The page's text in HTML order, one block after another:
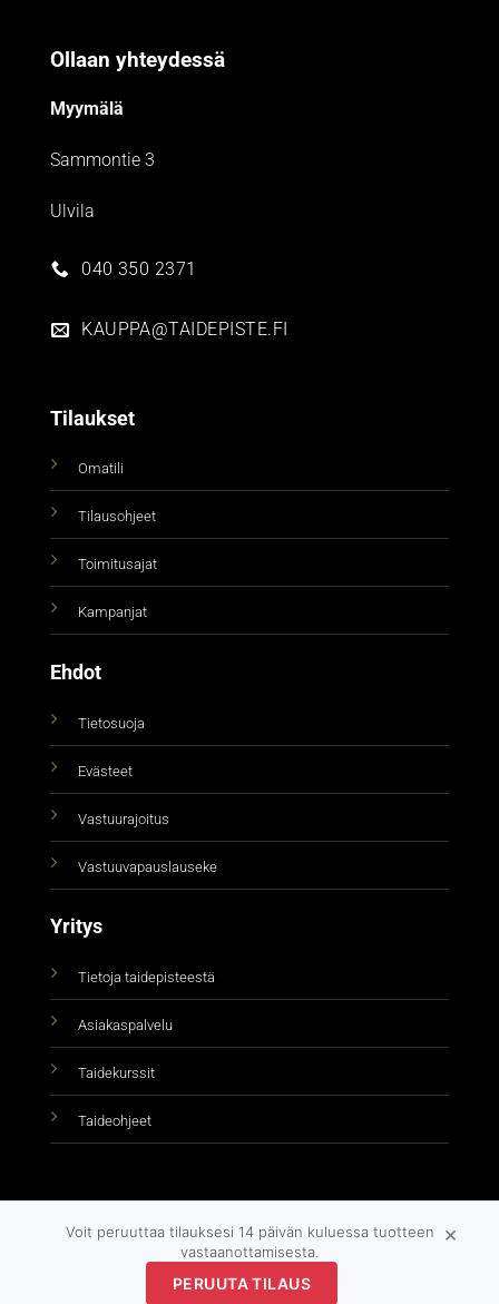
Ollaan yhteydessä
Myymälä
Sammontie 3
Ulvila
040 350 2371
KAUPPA@TAIDEPISTE.FI
Tilaukset
Omatili
Tilausohjeet
Toimitusajat
Kampanjat
Ehdot
Tietosuoja
Evästeet
Vastuurajoitus
Vastuuvapauslauseke
Yritys
Tietoja taidepisteestä
Asiakaspalvelu
Taidekurssit
Taideohjeet
Copyright 2026 ©taidepiste.fi
Voit peruuttaa tilauksesi 14 päivän kuluessa tuotteen
vastaanottamisesta.
PERUUTA TILAUS
×